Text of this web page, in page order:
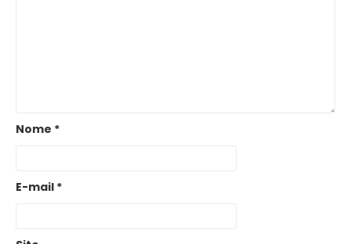
Nome *
E-mail *